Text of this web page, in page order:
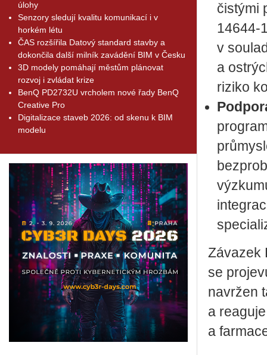
úlohy
Senzory sledují kvalitu komunikací i v
horkém létu
ČAS rozšířila Datový standard stavby a
dokončila další milník zavádění BIM v Česku
3D modely pomáhají městům plánovat
rozvoj i zvládat krize
BenQ PD2732U vrcholem nové řady BenQ
Creative Pro
Digitalizace staveb 2026: od skenu k BIM
modelu
čistými
14644-
v
a
riziko
Závazek
se
navržen
a
a